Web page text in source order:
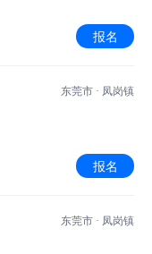
报名
东莞市 · 凤岗镇
报名
东莞市 · 凤岗镇